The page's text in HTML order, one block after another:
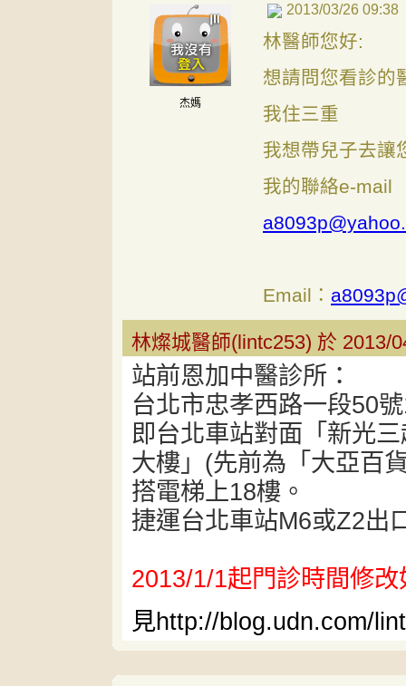
杰媽
2013/03/26 09:38
林醫師您好:
想請問您看診的
我住三重
我想帶兒子去讓
我的聯絡e-mail
Email：
林燦城醫師(lintc253) 於 2013/
站前恩加中醫診所：
台北市忠孝西路一段50
即台北車站對面「新光
大樓」(先前為「大亞百
搭電梯上18樓。
捷運台北車站M6或Z2出
2013/1/1起門診時間修
見http://blog.udn.com/